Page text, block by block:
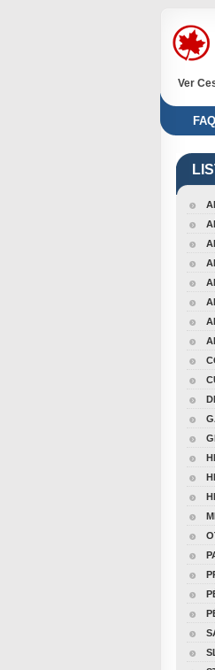
Ver
FAQ